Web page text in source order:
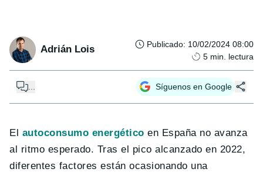
Adrián Lois Publicado: 10/02/2024 08:00
5 min. lectura
Síguenos en Google
El autoconsumo energético en España no avanza
al ritmo esperado. Tras el pico alcanzado en 2022,
diferentes factores están ocasionando una